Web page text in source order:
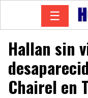
☰
Hallan sin
Chairel en